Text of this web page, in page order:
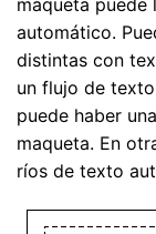
maqueta puede
automático.
distintas con
un flujo de
puede haber
maqueta. En
ríos de texto